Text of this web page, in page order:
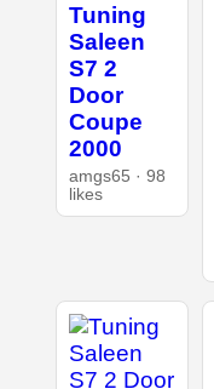
Tuning
Saleen
S7 2
Door
Coupe
2000
amgs65 · 98
likes